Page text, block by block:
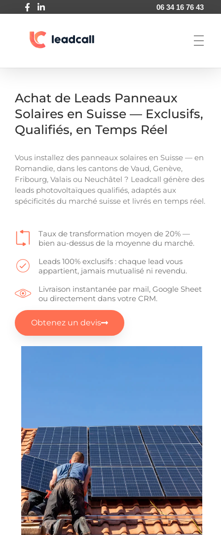
06 34 16 76 43
Achat de Leads Panneaux
Solaires en Suisse — Exclusifs,
Qualifiés, en Temps Réel
Vous installez des panneaux solaires en Suisse — en
Romandie, dans les cantons de Vaud, Genève,
Fribourg, Valais ou Neuchâtel ? Leadcall génère des
leads photovoltaïques qualifiés, adaptés aux
spécificités du marché suisse et livrés en temps réel.
Taux de transformation moyen de 20% —
bien au-dessus de la moyenne du marché.
Leads 100% exclusifs : chaque lead vous
appartient, jamais mutualisé ni revendu.
Livraison instantanée par mail, Google Sheet
ou directement dans votre CRM.
Obtenez un devis